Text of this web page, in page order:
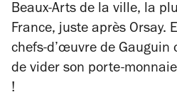
Beaux-Arts de la ville, la
France, juste après Orsay.
chefs-d’œuvre de Gauguin
de vider son porte-
!